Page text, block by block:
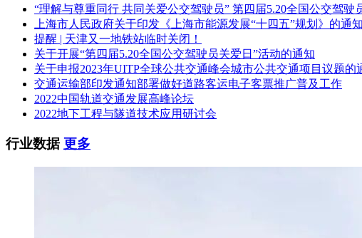
（一）具备《中华人民共和国政府采购法》第二十二条第一款规定的6
（二）落实政府采购政策需满足的资格要求：无。
（三）本项目的特定资格要求：①投标人和投标产品须已进入工业和
（四）未被列入失信被执行人、重大税收违法案件当事人名单、政府
单位负责人为同一人或者存在直接控股、管理关系的不同供应商，不
本项目实行电子招标投标。
三、评标办法
“理解与尊重同行 共同关爱公交驾驶员” 第四届5.20全国公交驾驶
上海市人民政府关于印发《上海市能源发展“十四五”规划》的通
提醒 | 天津又一地铁站临时关闭！
关于开展“第四届5.20全国公交驾驶员关爱日”活动的通知
关于申报2023年UITP全球公共交通峰会城市公共交通项目议题的
交通运输部印发通知部署做好道路客运电子客票推广普及工作
2022中国轨道交通发展高峰论坛
2022地下工程与隧道技术应用研讨会
行业数据更多